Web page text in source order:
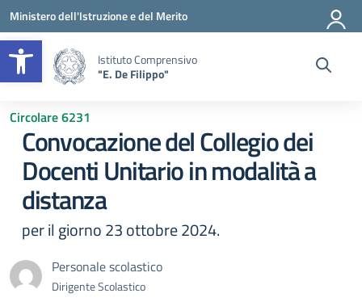
Apri la barra degli strumenti
Vai ai contenuti
Vai al menu di navigazione
Vai al footer
Ministero dell'Istruzione e del Merito
Istituto Comprensivo
"E. De Filippo"
Circolare 6231
Convocazione del Collegio dei
Docenti Unitario in modalità a
distanza
per il giorno 23 ottobre 2024.
Personale scolastico
Dirigente Scolastico